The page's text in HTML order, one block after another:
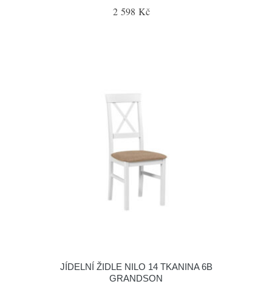
2 598 Kč
JÍDELNÍ ŽIDLE NILO 14 TKANINA 6B
GRANDSON